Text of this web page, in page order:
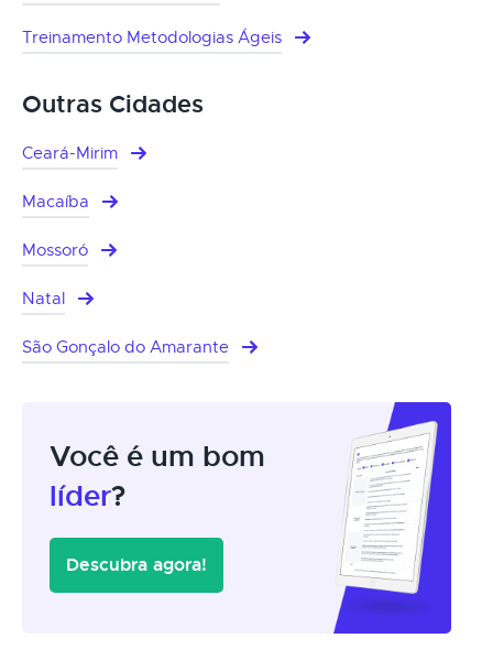
Treinamento Metodologias Ágeis
Outras Cidades
Ceará-Mirim
Macaíba
Mossoró
Natal
São Gonçalo do Amarante
Você é um bom
líder?
Descubra agora!